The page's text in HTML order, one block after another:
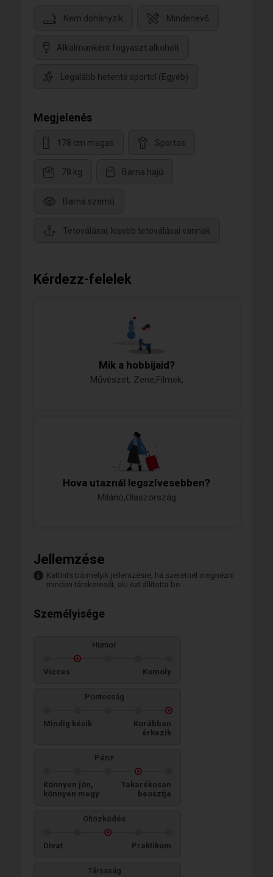
Nem dohányzik Mindenevő
Alkalmanként fogyaszt alkoholt
Legalább hetente sportol (Egyéb)
Megjelenés
178 cm magas Sportos
78 kg Barna hajú
Barna szemű
Tetoválásai: kisebb tetoválásai vannak
Kérdezz-felelek
Mik a hobbijaid?
Művészet, Zene,Filmek,
Hova utaznál legszívesebben?
Milánó,Olaszország
Jellemzése
Kattints bármelyik jellemzésre, ha szeretnél megnézni
minden társkeresőt, aki ezt állította be.
Személyisége
Humor
Vicces Komoly
Pontosság
Mindig késik
Korábban
érkezik
Pénz
Könnyen jön,
könnyen megy
Takarékosan
beosztja
Öltözködés
Divat Praktikum
Társaság